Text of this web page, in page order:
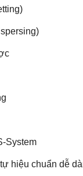
System
hiệu chuẩn dễ